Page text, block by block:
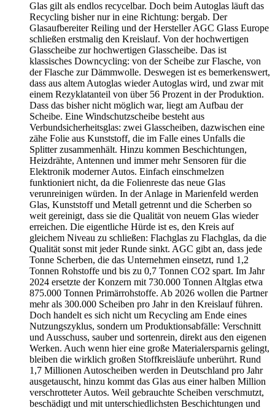
Glas gilt als endlos recycelbar. Doch beim Autoglas läuft das
Recycling bisher nur in eine Richtung: bergab. Der
Glasaufbereiter Reiling und der Hersteller AGC Glass Europe
schließen erstmalig den Kreislauf. Von der hochwertigen
Glasscheibe zur hochwertigen Glasscheibe. Das ist
klassisches Downcycling: von der Scheibe zur Flasche, von
der Flasche zur Dämmwolle. Deswegen ist es bemerkenswert,
dass aus altem Autoglas wieder Autoglas wird, und zwar mit
einem Rezyklatanteil von über 56 Prozent in der Produktion.
Dass das bisher nicht möglich war, liegt am Aufbau der
Scheibe. Eine Windschutzscheibe besteht aus
Verbundsicherheitsglas: zwei Glasscheiben, dazwischen eine
zähe Folie aus Kunststoff, die im Falle eines Unfalls die
Splitter zusammenhält. Hinzu kommen Beschichtungen,
Heizdrähte, Antennen und immer mehr Sensoren für die
Elektronik moderner Autos. Einfach einschmelzen
funktioniert nicht, da die Folienreste das neue Glas
verunreinigen würden. In der Anlage in Marienfeld werden
Glas, Kunststoff und Metall getrennt und die Scherben so
weit gereinigt, dass sie die Qualität von neuem Glas wieder
erreichen. Die eigentliche Hürde ist es, den Kreis auf
gleichem Niveau zu schließen: Flachglas zu Flachglas, da die
Qualität sonst mit jeder Runde sinkt. AGC gibt an, dass jede
Tonne Scherben, die das Unternehmen einsetzt, rund 1,2
Tonnen Rohstoffe und bis zu 0,7 Tonnen CO2 spart. Im Jahr
2024 ersetzte der Konzern mit 730.000 Tonnen Altglas etwa
875.000 Tonnen Primärrohstoffe. Ab 2026 wollen die Partner
mehr als 300.000 Scheiben pro Jahr in den Kreislauf führen.
Doch handelt es sich nicht um Recycling am Ende eines
Nutzungszyklus, sondern um Produktionsabfälle: Verschnitt
und Ausschuss, sauber und sortenrein, direkt aus den eigenen
Werken. Auch wenn hier eine große Materialersparnis gelingt,
bleiben die wirklich großen Stoffkreisläufe unberührt. Rund
1,7 Millionen Autoscheiben werden in Deutschland pro Jahr
ausgetauscht, hinzu kommt das Glas aus einer halben Million
verschrotteter Autos. Weil gebrauchte Scheiben verschmutzt,
beschädigt und mit unterschiedlichsten Beschichtungen und